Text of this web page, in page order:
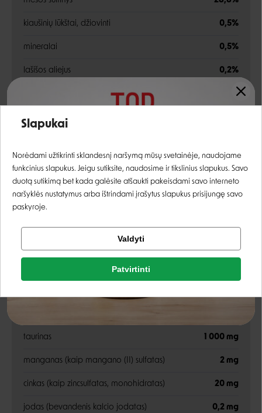
Rašyti atsiliepimą
kiaušinių lūkštai, džiovinti 0,5%
mineralai 0,5%
lašišos aliejus 0,2%
Analitinės sudedamosios dalys
žali riebalai 6,5%
žali pelenai 2,1%
žalia ląsteliena
drėgnis 80%
Priedai
taurinas 1 000 mg
manganas (kaip mangano (II) sulfatas) 2 mg
cinkas (kaip zincsulfatas, monohidratas) 20 mg
jodas (bevandenis kalcio jodatas) 0,2 mg
Rašyti atsiliepimą
Registruotis
Facebook
Slapukai
Norėdami užtikrinti sklandesnį naršymą mūsų svetainėje, naudojame
funkcinius slapukus. Jeigu sutiksite, naudosime ir tikslinius slapukus. Savo
duotą sutikimą bet kada galėsite atšaukti pakeisdami savo interneto
naršyklės nustatymus arba ištrindami įrašytus slapukus prisijungę savo
paskyroje.
Valdyti
Patvirtinti